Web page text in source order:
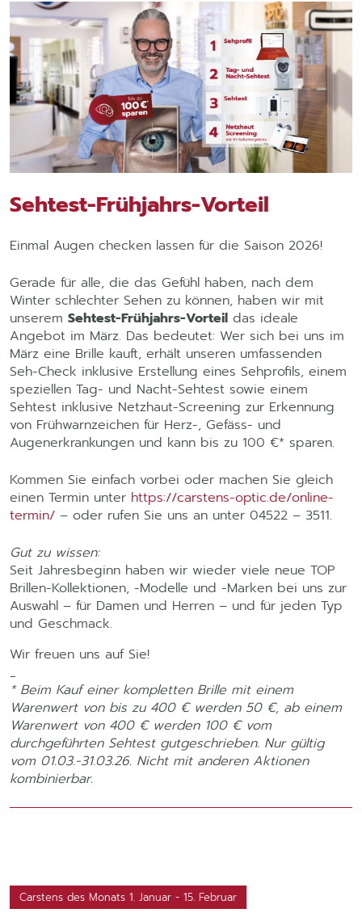
Sehtest-Frühjahrs-Vorteil
Einmal Augen checken lassen für die Saison 2026!
Gerade für alle, die das Gefühl haben, nach dem
Winter schlechter Sehen zu können, haben wir mit
unserem Sehtest-Frühjahrs-Vorteil das ideale
Angebot im März. Das bedeutet: Wer sich bei uns im
März eine Brille kauft, erhält unseren umfassenden
Seh-Check inklusive Erstellung eines Sehprofils, einem
speziellen Tag- und Nacht-Sehtest sowie einem
Sehtest inklusive Netzhaut-Screening zur Erkennung
von Frühwarnzeichen für Herz-, Gefäss- und
Augenerkrankungen und kann bis zu 100 €* sparen.
Kommen Sie einfach vorbei oder machen Sie gleich
einen Termin unter https://carstens-optic.de/online-
termin/ – oder rufen Sie uns an unter 04522 – 3511.
Gut zu wissen:
Seit Jahresbeginn haben wir wieder viele neue TOP
Brillen-Kollektionen, -Modelle und -Marken bei uns zur
Auswahl – für Damen und Herren – und für jeden Typ
und Geschmack.
Wir freuen uns auf Sie!
_
* Beim Kauf einer kompletten Brille mit einem
Warenwert von bis zu 400 € werden 50 €, ab einem
Warenwert von 400 € werden 100 € vom
durchgeführten Sehtest gutgeschrieben. Nur gültig
vom 01.03.-31.03.26. Nicht mit anderen Aktionen
kombinierbar.
Carstens des Monats 1. Januar - 15. Februar